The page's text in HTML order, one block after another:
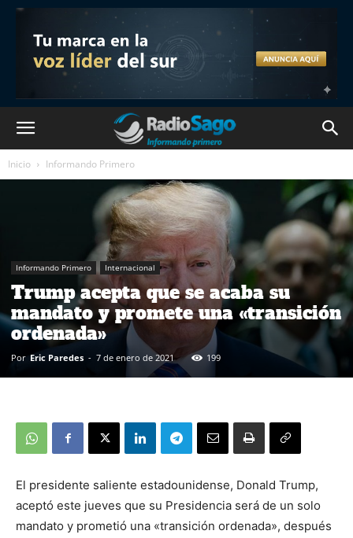
Inicio Informando Primero
Informando Primero Internacional
Trump acepta que se acaba su
mandato y promete una «transición
ordenada»
Por Eric Paredes - 7 de enero de 2021 199
El presidente saliente estadounidense, Donald Trump,
aceptó este jueves que su Presidencia será de un solo
mandato y prometió una «transición ordenada», después